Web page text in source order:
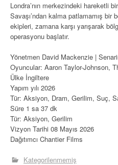
Londra’nın merkezindeki hareketli
Savaşı’ndan kalma patlamamış bir
ekipleri, zamana karşı yarışarak
operasyonu başlatır.
Yönetmen David Mackenzie |
Oyuncular: Aaron Taylor-Johnson,
Ülke İngiltere
Yapım yılı 2026
Tür: Aksiyon, Dram, Gerilim, Suç,
Süre 1 sa 37 dk
Tür: Aksiyon, Gerilim
Vizyon Tarihi 08 Mayıs 2026
Dağıtımcı Chantier Films
Kategorilenmemiş